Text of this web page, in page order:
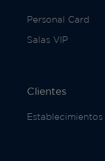
Personal Card
Salas VIP
Clientes
Establecimientos